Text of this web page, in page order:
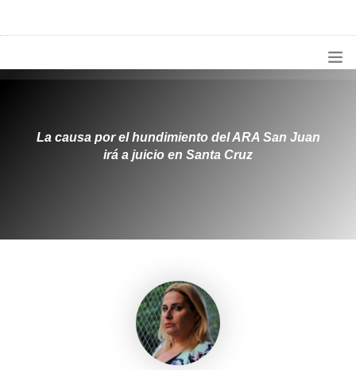
¿QUIÉNES SOMOS?
La causa por el hundimiento del ARA San Juan
irá a juicio en Santa Cruz